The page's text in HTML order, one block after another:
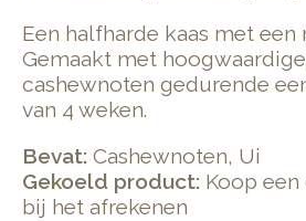
Een halfharde kaas met een
Gemaakt met
cashewnoten gedurende
van 4 weken.
Bevat: Cashewnoten, Ui
Gekoeld product: Koop
bij het afrekenen